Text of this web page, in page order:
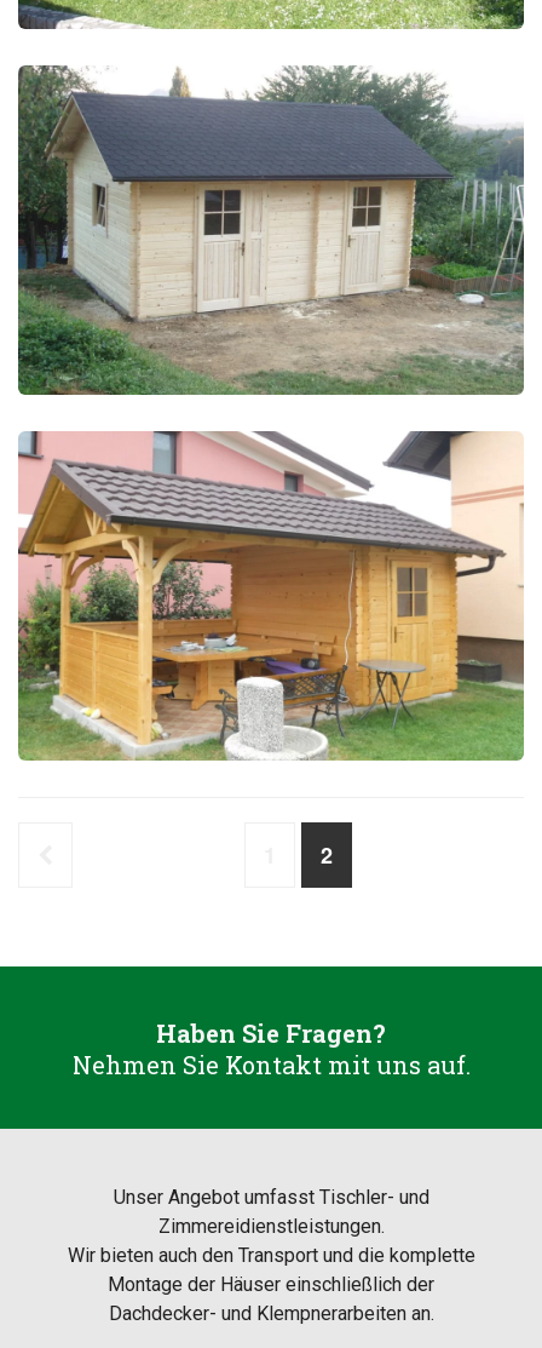
2
Haben Sie Fragen?
Nehmen Sie Kontakt mit uns auf.
Unser Angebot umfasst Tischler- und
Zimmereidienstleistungen.
Wir bieten auch den Transport und die komplette
Montage der Häuser einschließlich der
Dachdecker- und Klempnerarbeiten an.